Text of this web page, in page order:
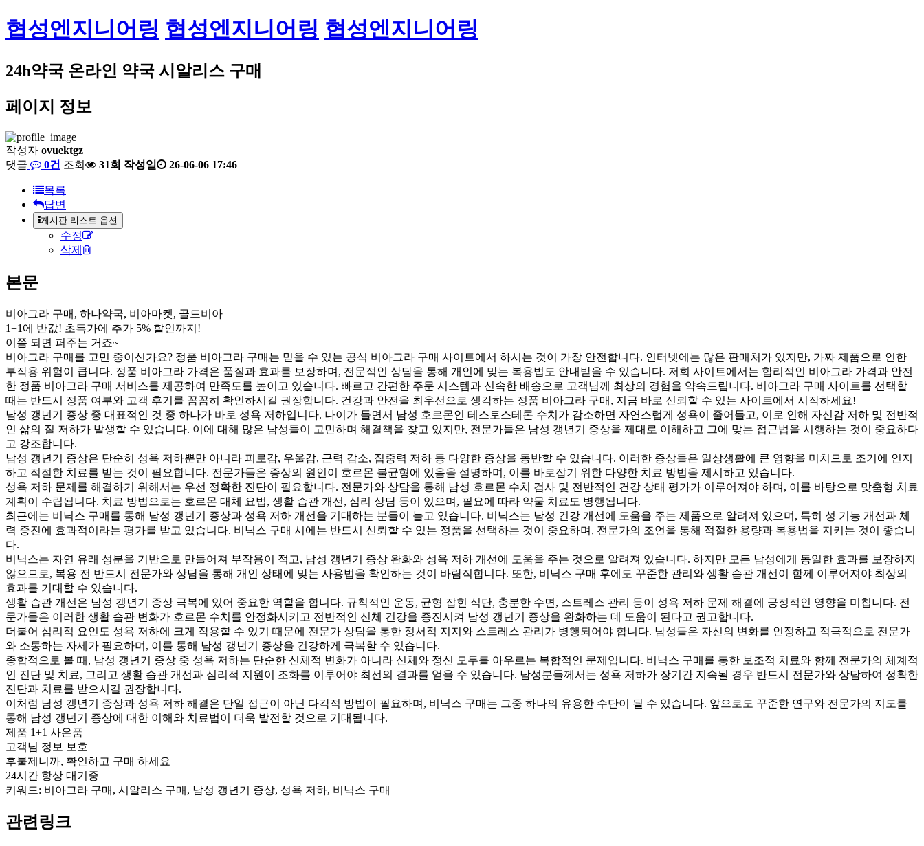
협성엔지니어링 협성엔지니어링 협성엔지니어링
24h약국 온라인 약국 시알리스 구매
페이지 정보
작성자 ovuektgz
댓글
0건 조회 31회 작성일 26-06-06 17:46
목록
답변
게시판 리스트 옵션
수정
삭제
본문
비아그라 구매, 하나약국, 비아마켓, 골드비아
1+1에 반값! 초특가에 추가 5% 할인까지!
이쯤 되면 퍼주는 거죠~
비아그라 구매를 고민 중이신가요? 정품 비아그라 구매는 믿을 수 있는 공식 비아그라 구매 사이트에서 하시는 것이 가장 안전합니다. 인터넷에는 많은 판매처가 있지만, 가짜 제품으로 인한
부작용 위험이 큽니다. 정품 비아그라 가격은 품질과 효과를 보장하며, 전문적인 상담을 통해 개인에 맞는 복용법도 안내받을 수 있습니다. 저희 사이트에서는 합리적인 비아그라 가격과 안전
한 정품 비아그라 구매 서비스를 제공하여 만족도를 높이고 있습니다. 빠르고 간편한 주문 시스템과 신속한 배송으로 고객님께 최상의 경험을 약속드립니다. 비아그라 구매 사이트를 선택할
때는 반드시 정품 여부와 고객 후기를 꼼꼼히 확인하시길 권장합니다. 건강과 안전을 최우선으로 생각하는 정품 비아그라 구매, 지금 바로 신뢰할 수 있는 사이트에서 시작하세요!
남성 갱년기 증상 중 대표적인 것 중 하나가 바로 성욕 저하입니다. 나이가 들면서 남성 호르몬인 테스토스테론 수치가 감소하면 자연스럽게 성욕이 줄어들고, 이로 인해 자신감 저하 및 전반적
인 삶의 질 저하가 발생할 수 있습니다. 이에 대해 많은 남성들이 고민하며 해결책을 찾고 있지만, 전문가들은 남성 갱년기 증상을 제대로 이해하고 그에 맞는 접근법을 시행하는 것이 중요하다
고 강조합니다.
남성 갱년기 증상은 단순히 성욕 저하뿐만 아니라 피로감, 우울감, 근력 감소, 집중력 저하 등 다양한 증상을 동반할 수 있습니다. 이러한 증상들은 일상생활에 큰 영향을 미치므로 조기에 인지
하고 적절한 치료를 받는 것이 필요합니다. 전문가들은 증상의 원인이 호르몬 불균형에 있음을 설명하며, 이를 바로잡기 위한 다양한 치료 방법을 제시하고 있습니다.
성욕 저하 문제를 해결하기 위해서는 우선 정확한 진단이 필요합니다. 전문가와 상담을 통해 남성 호르몬 수치 검사 및 전반적인 건강 상태 평가가 이루어져야 하며, 이를 바탕으로 맞춤형 치료
계획이 수립됩니다. 치료 방법으로는 호르몬 대체 요법, 생활 습관 개선, 심리 상담 등이 있으며, 필요에 따라 약물 치료도 병행됩니다.
최근에는 비닉스 구매를 통해 남성 갱년기 증상과 성욕 저하 개선을 기대하는 분들이 늘고 있습니다. 비닉스는 남성 건강 개선에 도움을 주는 제품으로 알려져 있으며, 특히 성 기능 개선과 체
력 증진에 효과적이라는 평가를 받고 있습니다. 비닉스 구매 시에는 반드시 신뢰할 수 있는 정품을 선택하는 것이 중요하며, 전문가의 조언을 통해 적절한 용량과 복용법을 지키는 것이 좋습니
다.
비닉스는 자연 유래 성분을 기반으로 만들어져 부작용이 적고, 남성 갱년기 증상 완화와 성욕 저하 개선에 도움을 주는 것으로 알려져 있습니다. 하지만 모든 남성에게 동일한 효과를 보장하지
않으므로, 복용 전 반드시 전문가와 상담을 통해 개인 상태에 맞는 사용법을 확인하는 것이 바람직합니다. 또한, 비닉스 구매 후에도 꾸준한 관리와 생활 습관 개선이 함께 이루어져야 최상의
효과를 기대할 수 있습니다.
생활 습관 개선은 남성 갱년기 증상 극복에 있어 중요한 역할을 합니다. 규칙적인 운동, 균형 잡힌 식단, 충분한 수면, 스트레스 관리 등이 성욕 저하 문제 해결에 긍정적인 영향을 미칩니다. 전
문가들은 이러한 생활 습관 변화가 호르몬 수치를 안정화시키고 전반적인 신체 건강을 증진시켜 남성 갱년기 증상을 완화하는 데 도움이 된다고 권고합니다.
더불어 심리적 요인도 성욕 저하에 크게 작용할 수 있기 때문에 전문가 상담을 통한 정서적 지지와 스트레스 관리가 병행되어야 합니다. 남성들은 자신의 변화를 인정하고 적극적으로 전문가
와 소통하는 자세가 필요하며, 이를 통해 남성 갱년기 증상을 건강하게 극복할 수 있습니다.
종합적으로 볼 때, 남성 갱년기 증상 중 성욕 저하는 단순한 신체적 변화가 아니라 신체와 정신 모두를 아우르는 복합적인 문제입니다. 비닉스 구매를 통한 보조적 치료와 함께 전문가의 체계적
인 진단 및 치료, 그리고 생활 습관 개선과 심리적 지원이 조화를 이루어야 최선의 결과를 얻을 수 있습니다. 남성분들께서는 성욕 저하가 장기간 지속될 경우 반드시 전문가와 상담하여 정확한
진단과 치료를 받으시길 권장합니다.
이처럼 남성 갱년기 증상과 성욕 저하 해결은 단일 접근이 아닌 다각적 방법이 필요하며, 비닉스 구매는 그중 하나의 유용한 수단이 될 수 있습니다. 앞으로도 꾸준한 연구와 전문가의 지도를
통해 남성 갱년기 증상에 대한 이해와 치료법이 더욱 발전할 것으로 기대됩니다.
제품 1+1 사은품
고객님 정보 보호
후불제니까, 확인하고 구매 하세요
24시간 항상 대기중
키워드: 비아그라 구매, 시알리스 구매, 남성 갱년기 증상, 성욕 저하, 비닉스 구매
관련링크